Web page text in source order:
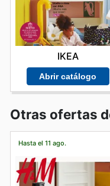
IKEA
Abrir catálogo
Otras ofertas
Hasta el 11 ago.